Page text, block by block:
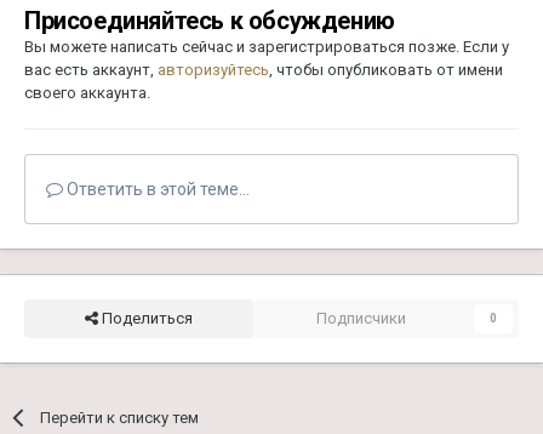
Присоединяйтесь к обсуждению
Вы можете написать сейчас и зарегистрироваться позже. Если у
вас есть аккаунт, авторизуйтесь , чтобы опубликовать от имени
своего аккаунта.
Ответить в этой теме...
Поделиться Подписчики 0
Перейти к списку тем